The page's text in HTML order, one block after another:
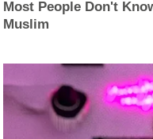
Most People Don't
Muslim